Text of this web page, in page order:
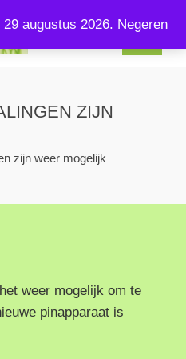
augustus 2026. Negeren
vers voer voor uw hond en
ZIJN
zijn weer mogelijk
weer mogelijk om te
pinapparaat is